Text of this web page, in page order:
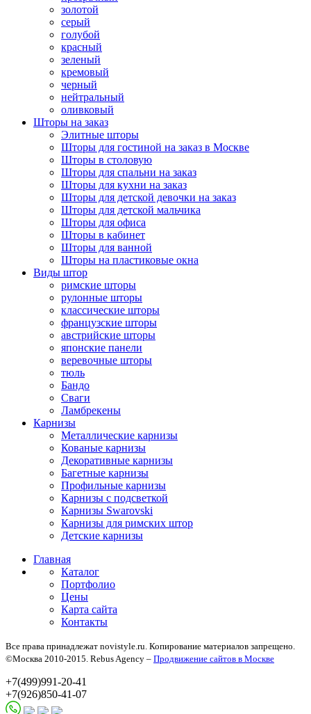
золотой
серый
голубой
красный
зеленый
кремовый
черный
нейтральный
оливковый
Шторы на заказ
Элитные шторы
Шторы для гостиной на заказ в Москве
Шторы в столовую
Шторы для спальни на заказ
Шторы для кухни на заказ
Шторы для детской девочки на заказ
Шторы для детской мальчика
Шторы для офиса
Шторы в кабинет
Шторы для ванной
Шторы на пластиковые окна
Виды штор
римские шторы
рулонные шторы
классические шторы
французские шторы
австрийские шторы
японские панели
веревочные шторы
тюль
Бандо
Сваги
Ламбрекены
Карнизы
Металлические карнизы
Кованые карнизы
Декоративные карнизы
Багетные карнизы
Профильные карнизы
Карнизы с подсветкой
Карнизы Swarovski
Карнизы для римских штор
Детские карнизы
Главная
Каталог
Портфолио
Цены
Карта сайта
Контакты
Все права принадлежат novistyle.ru. Копирование материалов запрещено.
©Москва 2010-2015. Rebus Agency – Продвижение сайтов в Москве
+7(499)991-20-41
+7(926)850-41-07